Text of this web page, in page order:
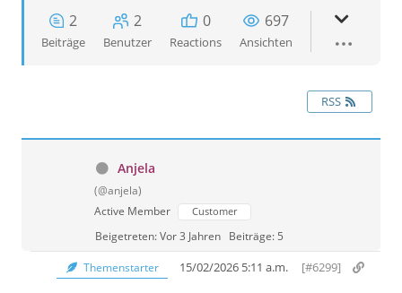
2
Beiträge
2
Benutzer
0
Reactions
697
Ansichten
RSS
Anjela
(@anjela)
Active Member
Customer
Beigetreten: Vor 3 Jahren Beiträge: 5
Themenstarter 15/02/2026 5:11 a.m. [#6299]